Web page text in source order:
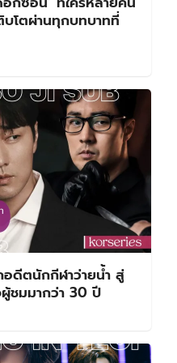
โตผ่านทุกบทบาทที่
อดีตนักกีฬาว่ายน้ำ สู่
ชมมากว่า 30 ปี